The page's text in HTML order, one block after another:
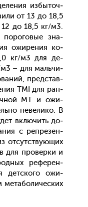
из­бы­точ­
от 13 до 18,5
до 18,5 кг/м3.
по­рого­вые зна­
ожи­рения ко­
кг/м3 для де­
м3 – для маль­чи­
пред­став­
TMI для ран­
МТ и ожи­
не­вели­ко. В
вклю­чить до­
с реп­ре­зен­
от­сутс­тву­ющих
для про­вер­ки и
ре­ферен­
дет­ско­го ожи­
ме­табо­личес­ких